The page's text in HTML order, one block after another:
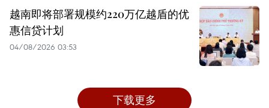
越南即将部署规模约220万亿越盾的优
惠信贷计划
04/08/2026 03:53
下载更多